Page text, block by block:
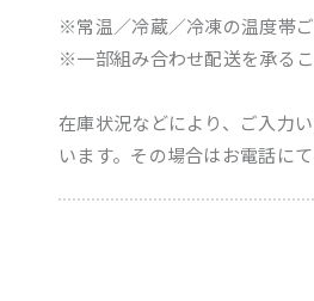
※常温／冷蔵／冷凍の温度帯
※一部組み合わせ配送を承る
在庫状況などにより、ご入力
います。その場合はお電話に